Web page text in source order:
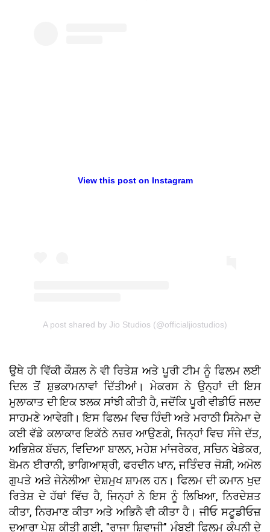
View this post on Instagram
A post shared by Jio Studios (@officialjiostudios)
ਉਥੇ ਹੀ ਵਿੱਕੀ ਕੌਸ਼ਲ ਨੇ ਵੀ ਰਿਤੇਸ਼ ਅਤੇ ਪੂਰੀ ਟੀਮ ਨੂੰ ਫਿਲਮ ਲਈ
ਦਿਲ ਤੋਂ ਸ਼ੁਭਕਾਮਨਾਵਾਂ ਦਿੱਤੀਆਂ। ਮੇਕਰਸ ਨੇ ਉਨ੍ਹਾਂ ਦੀ ਇਸ
ਮੁਲਾਕਾਤ ਦੀ ਇਕ ਝਲਕ ਸਾਂਝੀ ਕੀਤੀ ਹੈ, ਜਦੋਂਕਿ ਪੂਰੀ ਵੀਡੀਓ ਜਲਦ
ਸਾਹਮਣੇ ਆਵੇਗੀ। ਇਸ ਫਿਲਮ ਵਿਚ ਹਿੰਦੀ ਅਤੇ ਮਰਾਠੀ ਸਿਨੇਮਾ ਦੇ
ਕਈ ਵੱਡੇ ਕਲਾਕਾਰ ਇਕੱਠੇ ਨਜ਼ਰ ਆਉਣਗੇ, ਜਿਨ੍ਹਾਂ ਵਿਚ ਸੰਜੇ ਦੱਤ,
ਅਭਿਸ਼ੇਕ ਬੱਚਨ, ਵਿਦਿਆ ਬਾਲਨ, ਮਹੇਸ਼ ਮਾਂਜਰੇਕਰ, ਸਚਿਨ ਖੇਡੇਕਰ,
ਬੋਮਨ ਈਰਾਨੀ, ਭਾਗਿਆਸ਼੍ਰੀ, ਫਰਦੀਨ ਖਾਨ, ਜਤਿੰਦਰ ਜੋਸ਼ੀ, ਅਮੋਲ
ਗੁਪਤੇ ਅਤੇ ਜੇਨੇਲੀਆ ਦੇਸ਼ਮੁਖ ਸ਼ਾਮਲ ਹਨ। ਫਿਲਮ ਦੀ ਕਮਾਨ ਖੁਦ
ਰਿਤੇਸ਼ ਦੇ ਹੱਥਾਂ ਵਿੱਚ ਹੈ, ਜਿਨ੍ਹਾਂ ਨੇ ਇਸ ਨੂੰ ਲਿਖਿਆ, ਨਿਰਦੇਸ਼ਤ
ਕੀਤਾ, ਨਿਰਮਾਣ ਕੀਤਾ ਅਤੇ ਅਭਿਨੈ ਵੀ ਕੀਤਾ ਹੈ। ਜੀਓ ਸਟੂਡੀਓਜ਼
ਦੁਆਰਾ ਪੇਸ਼ ਕੀਤੀ ਗਈ, "ਰਾਜਾ ਸ਼ਿਵਾਜੀ" ਮੁੰਬਈ ਫਿਲਮ ਕੰਪਨੀ ਦੇ